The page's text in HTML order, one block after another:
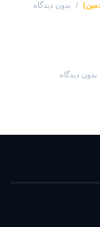
بدون دیدگاه
بدون دیدگاه